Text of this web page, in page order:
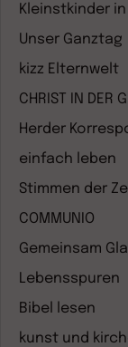
Kleinstkinder
Unser Ganztag
kizz Elternwelt
CHRIST IN DER
Herder
einfach leben
Stimmen der
COMMUNIO
Gemeinsam
Lebensspuren
Bibel lesen
kunst und